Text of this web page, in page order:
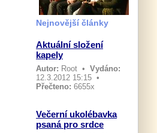
Nejnovější články
Aktuální složení
kapely
Autor: Root • Vydáno:
12.3.2012 15:15 •
Přečteno: 6655x
Večerní ukolébavka
psaná pro srdce